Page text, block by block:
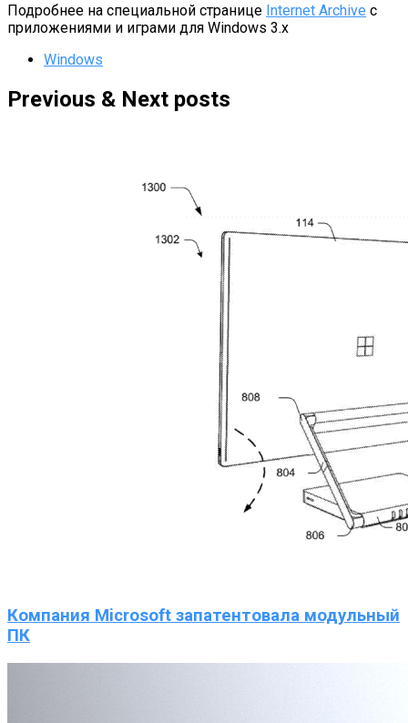
Подробнее на специальной странице Internet Archive с
приложениями и играми для Windows 3.x
Windows
Previous & Next posts
Компания Microsoft запатентовала модульный
ПК